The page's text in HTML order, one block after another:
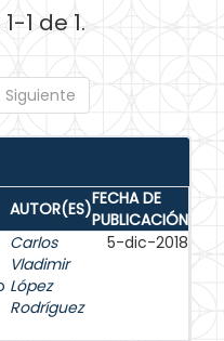
1 de 1.
Siguiente
AUTOR(ES)FECHA DE
PUBLICACIÓN
Carlos
Vladimir
López
Rodríguez
5-dic-2018